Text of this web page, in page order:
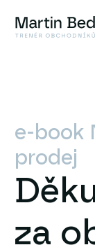
e-book
prodej
za